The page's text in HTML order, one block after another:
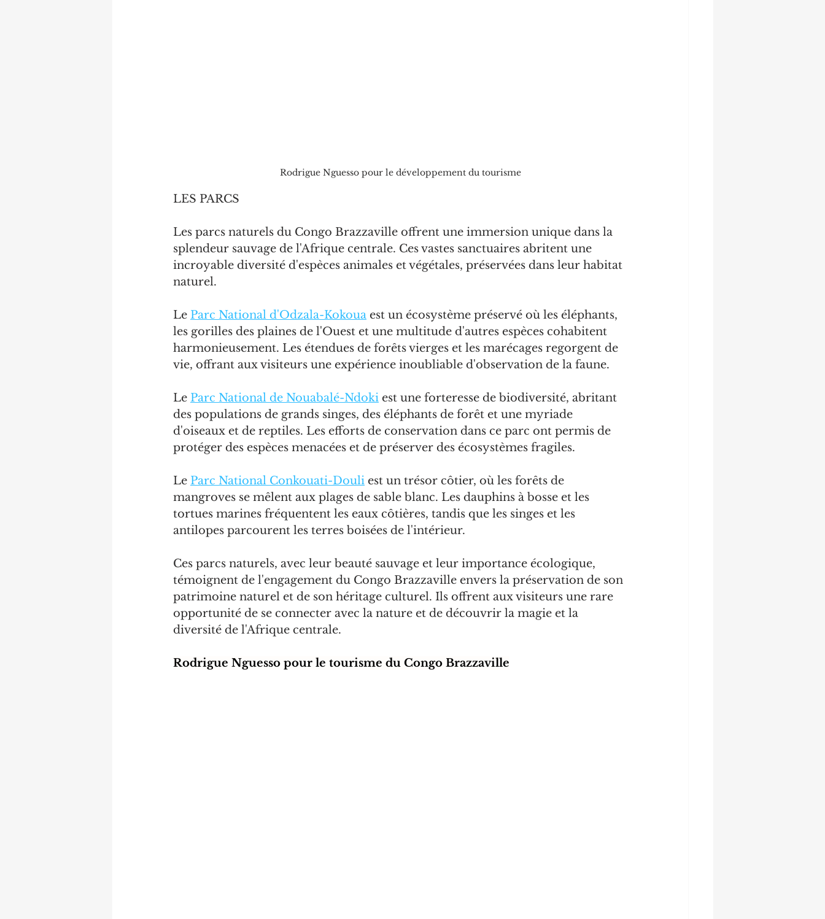
Rodrigue Nguesso pour le développement du tourisme
LES PARCS
Les parcs naturels du Congo Brazzaville offrent une immersion unique dans la
splendeur sauvage de l'Afrique centrale. Ces vastes sanctuaires abritent une
incroyable diversité d'espèces animales et végétales, préservées dans leur habitat
naturel.
Le Parc National d'Odzala-Kokoua est un écosystème préservé où les éléphants,
les gorilles des plaines de l'Ouest et une multitude d'autres espèces cohabitent
harmonieusement. Les étendues de forêts vierges et les marécages regorgent de
vie, offrant aux visiteurs une expérience inoubliable d'observation de la faune.
Le Parc National de Nouabalé-Ndoki est une forteresse de biodiversité, abritant
des populations de grands singes, des éléphants de forêt et une myriade
d'oiseaux et de reptiles. Les efforts de conservation dans ce parc ont permis de
protéger des espèces menacées et de préserver des écosystèmes fragiles.
Le Parc National Conkouati-Douli est un trésor côtier, où les forêts de
mangroves se mêlent aux plages de sable blanc. Les dauphins à bosse et les
tortues marines fréquentent les eaux côtières, tandis que les singes et les
antilopes parcourent les terres boisées de l'intérieur.
Ces parcs naturels, avec leur beauté sauvage et leur importance écologique,
témoignent de l'engagement du Congo Brazzaville envers la préservation de son
patrimoine naturel et de son héritage culturel. Ils offrent aux visiteurs une rare
opportunité de se connecter avec la nature et de découvrir la magie et la
diversité de l'Afrique centrale.
Rodrigue Nguesso pour le tourisme du Congo Brazzaville